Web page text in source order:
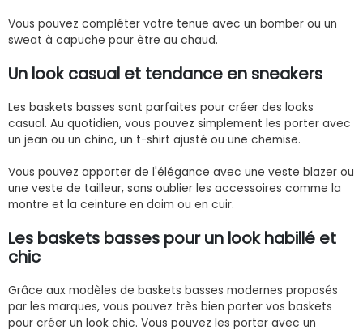
Vous pouvez compléter votre tenue avec un bomber ou un
sweat à capuche pour être au chaud.
Un look casual et tendance en sneakers
Les baskets basses sont parfaites pour créer des looks
casual. Au quotidien, vous pouvez simplement les porter avec
un jean ou un chino, un t-shirt ajusté ou une chemise.
Vous pouvez apporter de l'élégance avec une veste blazer ou
une veste de tailleur, sans oublier les accessoires comme la
montre et la ceinture en daim ou en cuir.
Les baskets basses pour un look habillé et
chic
Grâce aux modèles de baskets basses modernes proposés
par les marques, vous pouvez très bien porter vos baskets
pour créer un look chic. Vous pouvez les porter avec un